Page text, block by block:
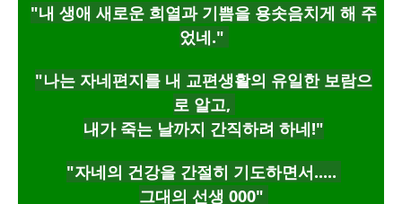
"내 생애 새로운 희열과 기쁨을 용솟음치게 해 주
었네."
"나는 자네편지를 내 교편생활의 유일한 보람으
로 알고,
내가 죽는 날까지 간직하려 하네!"
"자네의 건강을 간절히 기도하면서.....
그대의 선생 000"